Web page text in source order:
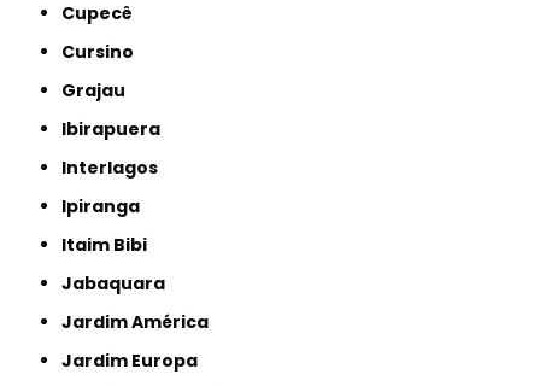
Cupecê
Cursino
Grajau
Ibirapuera
Interlagos
Ipiranga
Itaim Bibi
Jabaquara
Jardim América
Jardim Europa